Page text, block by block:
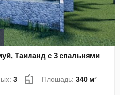
Таиланд с 3 спальнями
3 Площадь:340 м²